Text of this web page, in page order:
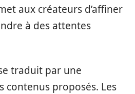
aux créateurs d’affiner
à des attentes
traduit par une
contenus proposés. Les